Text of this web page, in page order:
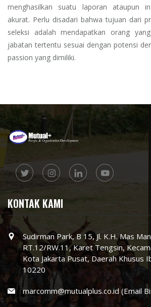
menghasilkan suatu laporan ataupun
akurat. Perlu disadari bahwa tujuan dari
seleksi adalah mendapatkan orang
jabatan tertentu sesuai dengan potensi
passion yang dimiliki.
KONTAK KAMI
Sudirman Park, B 15, Jl. K.H. Mas
RT.12/RW.11, Karet Tengsin,
Kota Jakarta Pusat, Daerah Khusus
10220
marcomm@mutualplus.co.id (Email